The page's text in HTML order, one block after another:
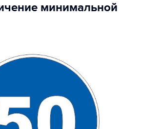
минимальной